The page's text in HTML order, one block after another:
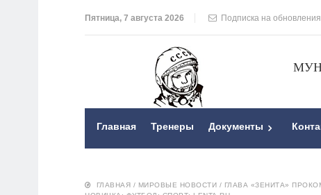
Пятница, 7 августа 2026 Подписка на обновления
Главная Тренеры Документы
ГЛАВНАЯ / МИРОВЫЕ НОВОСТИ / ГЛАВА «ЗЕНИТА»